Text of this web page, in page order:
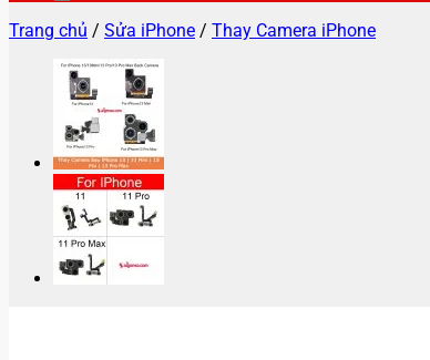
Trang chủ / Sửa iPhone / Thay Camera iPhone